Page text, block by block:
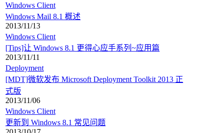
Windows Client
Windows Mail 8.1 概述
2013/11/13
Windows Client
[Tips]让 Windows 8.1 更得心应手系列~应用篇
2013/11/11
Deployment
[MDT]微软发布 Microsoft Deployment Toolkit 2013 正
式版
2013/11/06
Windows Client
更新到 Windows 8.1 常见问题